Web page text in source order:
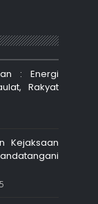
: Energi
Rakyat
Kejaksaan